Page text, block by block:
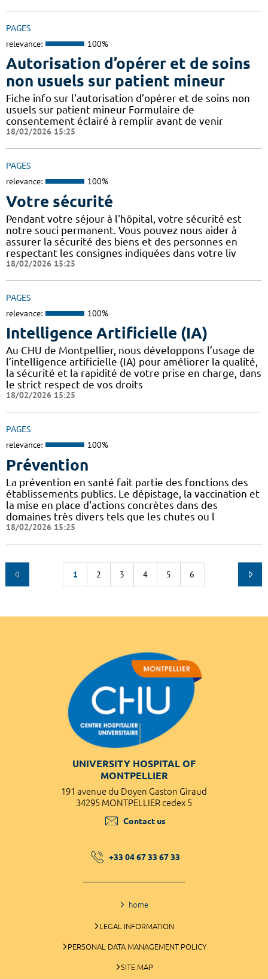
PAGES
relevance: 100%
Autorisation d’opérer et de soins
non usuels sur patient mineur
Fiche info sur l'autorisation d’opérer et de soins non
usuels sur patient mineur Formulaire de
consentement éclairé à remplir avant de venir
18/02/2026 15:25
PAGES
relevance: 100%
Votre sécurité
Pendant votre séjour à l'hôpital, votre sécurité est
notre souci permanent. Vous pouvez nous aider à
assurer la sécurité des biens et des personnes en
respectant les consignes indiquées dans votre liv
18/02/2026 15:25
PAGES
relevance: 100%
Intelligence Artificielle (IA)
Au CHU de Montpellier, nous développons l’usage de
l’intelligence artificielle (IA) pour améliorer la qualité,
la sécurité et la rapidité de votre prise en charge, dans
le strict respect de vos droits
18/02/2026 15:25
PAGES
relevance: 100%
Prévention
La prévention en santé fait partie des fonctions des
établissements publics. Le dépistage, la vaccination et
la mise en place d'actions concrètes dans des
domaines très divers tels que les chutes ou l
18/02/2026 15:25
1 2 3 4 5 6
UNIVERSITY HOSPITAL OF
MONTPELLIER
191 avenue du Doyen Gaston Giraud
34295 MONTPELLIER cedex 5
Contact us
+33 04 67 33 67 33
home
LEGAL INFORMATION
PERSONAL DATA MANAGEMENT POLICY
SITE MAP